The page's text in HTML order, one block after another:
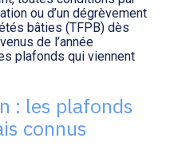
:
ou d’un dégrèvement
bâties (TFPB) dès
de l’année
plafonds qui viennent
: les plafonds
connus